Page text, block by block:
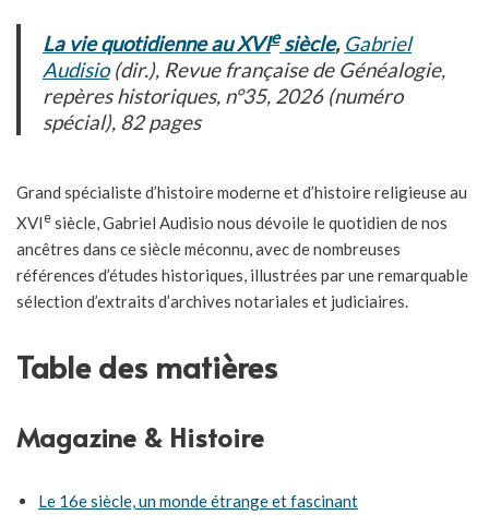
La vie quotidienne au XVIesiècle, Gabriel
Audisio(dir.), Revue française de Généalogie,
repères historiques, n°35, 2026 (numéro
spécial), 82 pages
Grand spécialiste d’histoire moderne et d’histoire religieuse au
XVIe siècle, Gabriel Audisio nous dévoile le quotidien de nos
ancêtres dans ce siècle méconnu, avec de nombreuses
références d’études historiques, illustrées par une remarquable
sélection d’extraits d’archives notariales et judiciaires.
Table des matières
Magazine & Histoire
Le 16e siècle, un monde étrange et fascinant